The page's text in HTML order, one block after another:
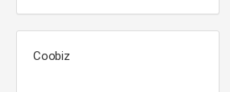
Coobiz